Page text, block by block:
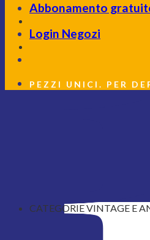
Abbonamento
Login Negozi
PEZZI UNICI. PER
CATEGORIE VINTAGE E